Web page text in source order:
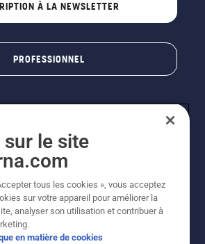
À LA NEWSLETTER
PROFESSIONNEL
(publ). Tous droits réservés. Les prix
prix de vente conseillés. Photos non
les prix indiqués sont des prix de
sur le site
tous les cookies », vous acceptez
sur votre appareil pour améliorer la
analyser son utilisation et contribuer à
en matière de cookies